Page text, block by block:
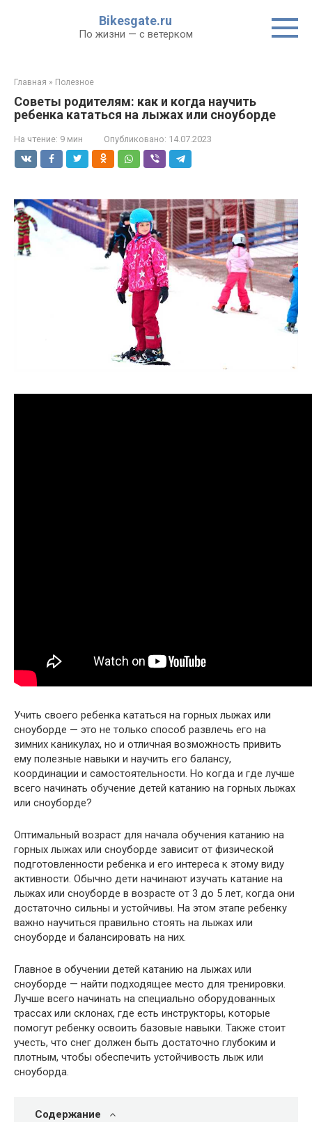
Bikesgate.ru
По жизни — с ветерком
Главная » Полезное
Советы родителям: как и когда научить
ребенка кататься на лыжах или сноуборде
На чтение: 9 мин Опубликовано: 14.07.2023
Учить своего ребенка кататься на горных лыжах или
сноуборде — это не только способ развлечь его на
зимних каникулах, но и отличная возможность привить
ему полезные навыки и научить его балансу,
координации и самостоятельности. Но когда и где лучше
всего начинать обучение детей катанию на горных лыжах
или сноуборде?
Оптимальный возраст для начала обучения катанию на
горных лыжах или сноуборде зависит от физической
подготовленности ребенка и его интереса к этому виду
активности. Обычно дети начинают изучать катание на
лыжах или сноуборде в возрасте от 3 до 5 лет, когда они
достаточно сильны и устойчивы. На этом этапе ребенку
важно научиться правильно стоять на лыжах или
сноуборде и балансировать на них.
Главное в обучении детей катанию на лыжах или
сноуборде — найти подходящее место для тренировки.
Лучше всего начинать на специально оборудованных
трассах или склонах, где есть инструкторы, которые
помогут ребенку освоить базовые навыки. Также стоит
учесть, что снег должен быть достаточно глубоким и
плотным, чтобы обеспечить устойчивость лыж или
сноуборда.
Содержание